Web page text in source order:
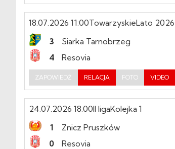
18.07.2026 11:00TowarzyskieLato 2026
3
Siarka Tarnobrzeg
4
Resovia
ZAPOWIEDŹ RELACJA FOTO VIDEO
24.07.2026 18:00II ligaKolejka 1
1
Znicz Pruszków
0
Resovia